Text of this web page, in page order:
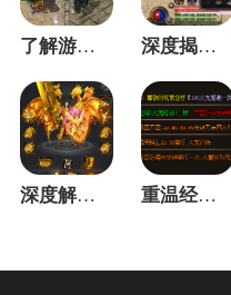
了解游戏中的NPC的定义，是快速成长的快 深度揭秘黑铁矿纯度对成功率的真实影响
深度解析中变传奇冲开局到成装的快速之路！ 重温经典：探秘1.85合击传奇中那些让人